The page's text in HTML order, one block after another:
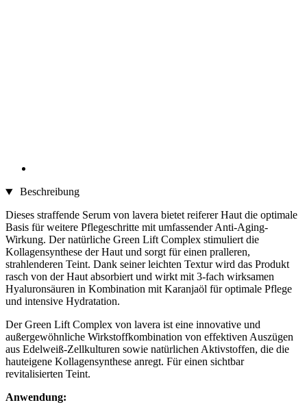
Beschreibung
Dieses straffende Serum von lavera bietet reiferer Haut die optimale
Basis für weitere Pflegeschritte mit umfassender Anti-Aging-
Wirkung. Der natürliche Green Lift Complex stimuliert die
Kollagensynthese der Haut und sorgt für einen pralleren,
strahlenderen Teint. Dank seiner leichten Textur wird das Produkt
rasch von der Haut absorbiert und wirkt mit 3-fach wirksamen
Hyaluronsäuren in Kombination mit Karanjaöl für optimale Pflege
und intensive Hydratation.
Der Green Lift Complex von lavera ist eine innovative und
außergewöhnliche Wirkstoffkombination von effektiven Auszügen
aus Edelweiß-Zellkulturen sowie natürlichen Aktivstoffen, die die
hauteigene Kollagensynthese anregt. Für einen sichtbar
revitalisierten Teint.
Anwendung: